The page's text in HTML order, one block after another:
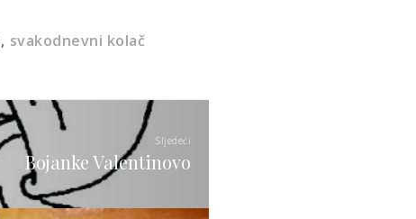
svakodnevni kolač
Sljedeći
Bojanke Valentinovo